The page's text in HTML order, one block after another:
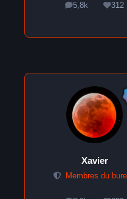
5,8k
messages312
Xavier
Membres du